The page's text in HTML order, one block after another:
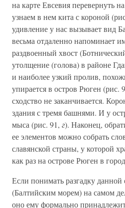
на карте Евсевия перевернуть
узнаем в нем кита с короной
удивление у нас вызывает вид
весьма отдаленно напоминает
раздвоенный хвост
утолщение (голова) в районе
и наиболее узкий пролив,
упирается в остров Рюген (рис.
сходство не заканчивается.
здания с тремя башнями. И у
мыса (рис. 91, г). Наконец,
ее элементов можно собрать
славянской страны, у которой
как раз на острове Рюген в
Если понимать разгадку
(Балтийским морем) на самом
оно ему формально